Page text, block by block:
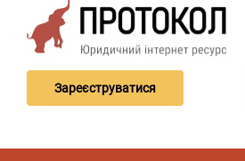
Зареєструватися